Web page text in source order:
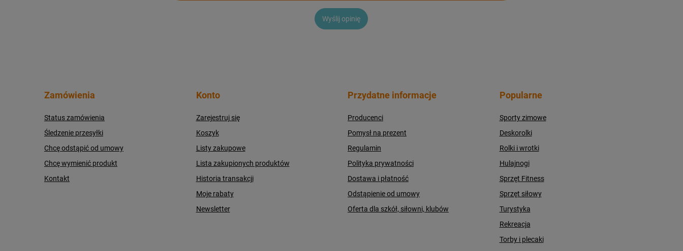
Wyślij opinię
Zamówienia
Status zamówienia
Śledzenie przesyłki
Chcę odstąpić od umowy
Chcę wymienić produkt
Kontakt
Konto
Zarejestruj się
Koszyk
Listy zakupowe
Lista zakupionych produktów
Historia transakcji
Moje rabaty
Newsletter
Przydatne informacje
Producenci
Pomysł na prezent
Regulamin
Polityka prywatności
Dostawa i płatność
Odstąpienie od umowy
Oferta dla szkół, siłowni, klubów
Popularne
Sporty zimowe
Deskorolki
Rolki i wrotki
Hulajnogi
Sprzęt Fitness
Sprzęt siłowy
Turystyka
Rekreacja
Torby i plecaki